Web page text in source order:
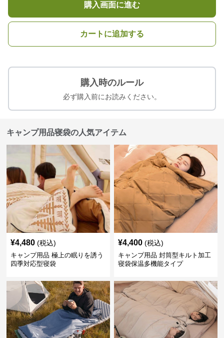
購入画面に進む
カートに追加する
購入時のルール
必ず購入前にお読みください。
キャンプ用品寝袋の人気アイテム
¥4,480 (税込)
キャンプ用品 極上の眠りを誘う
四季対応型寝袋
¥4,400 (税込)
キャンプ用品 封筒型キルト加工
寝袋保温多機能タイプ